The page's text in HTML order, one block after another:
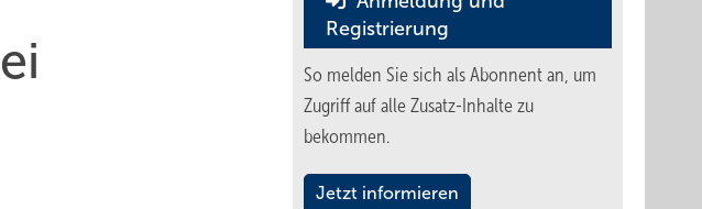
Registrierung
So melden Sie sich als Abonnent an, um
Zugriff auf alle Zusatz-Inhalte zu
bekommen.
Jetzt informieren